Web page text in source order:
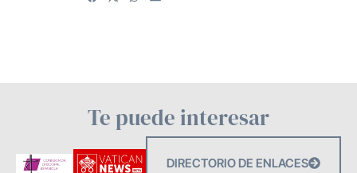
Te puede interesar
DIRECTORIO DE ENLACES